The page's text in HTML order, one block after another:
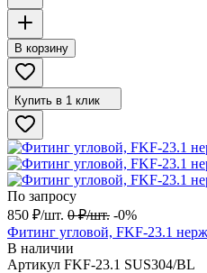
В корзину
Купить в 1 клик
По запросу
850 ₽/шт. 0 ₽/шт. -0%
Фитинг угловой, FKF-23.1
В наличии
Артикул FKF-23.1 SUS304/BL